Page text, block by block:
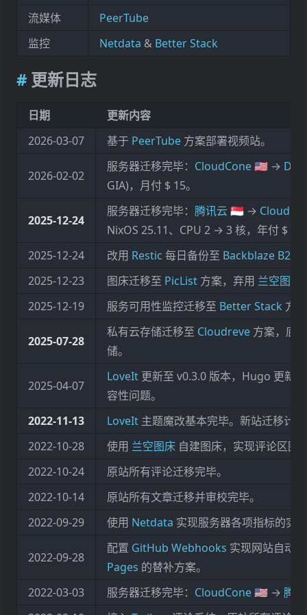
流媒体
PeerTube
监控
Netdata & Better Stack
更新日志
日期
更新内容
2026-03-07
基于 PeerTube 方案部署视频站。
2026-02-02
服务器迁移完毕： CloudCone 🇺🇸 →
GIA)，月付 $ 15。
2025‑12‑24
服务器迁移完毕： 腾讯云 🇸🇬 →
NixOS 25.11、CPU 2 → 3 核，年付 $ 25
2025-12-24
改用 Restic 每日备份至 Backblaze B2
2025-12-23
图床迁移至 PicList 方案，弃用 兰空图床
2025‑12‑19
服务可用性监控迁移至 Better Stack 方
2025‑07‑28
私有云存储迁移至 Cloudreve 方案，底
储。
2025‑04‑07
LoveIt 更新至 v0.3.0 版本，Hugo 更新
容性问题。
2022‑11‑13
LoveIt 主题魔改基本完毕。新站迁移计
2022‑10‑28
使用 兰空图床 自建图床，实现评论区图
2022‑10‑24
原站所有评论迁移完毕。
2022‑10‑14
原站所有文章迁移并审校完毕。
2022‑09‑29
使用 Netdata 实现服务器各项指标的实
2022‑09‑28
配置 GitHub Webhooks 实现网站自动
Pages 的替补方案。
2022‑03‑03
服务器迁移完毕： CloudCone 🇺🇸 → 腾